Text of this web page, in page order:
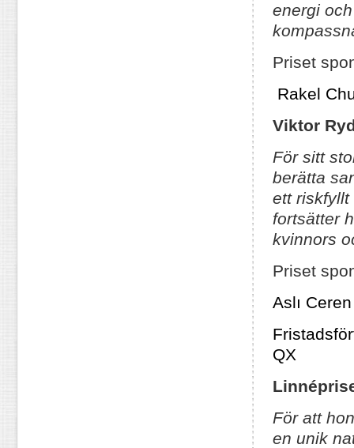
energi
Priset
Rakel
Viktor
För sitt
berätta
ett riskfyllt
fortsätter
kvinnors
Priset
Aslı
QX
För att
en unik